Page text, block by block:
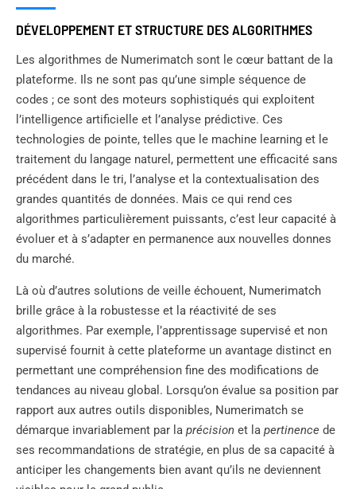
DÉVELOPPEMENT ET STRUCTURE DES ALGORITHMES
Les algorithmes de Numerimatch sont le cœur battant de la
plateforme. Ils ne sont pas qu’une simple séquence de
codes ; ce sont des moteurs sophistiqués qui exploitent
l’intelligence artificielle et l’analyse prédictive. Ces
technologies de pointe, telles que le machine learning et le
traitement du langage naturel, permettent une efficacité sans
précédent dans le tri, l’analyse et la contextualisation des
grandes quantités de données. Mais ce qui rend ces
algorithmes particulièrement puissants, c’est leur capacité à
évoluer et à s’adapter en permanence aux nouvelles donnes
du marché.
Là où d’autres solutions de veille échouent, Numerimatch
brille grâce à la robustesse et la réactivité de ses
algorithmes. Par exemple, l’apprentissage supervisé et non
supervisé fournit à cette plateforme un avantage distinct en
permettant une compréhension fine des modifications de
tendances au niveau global. Lorsqu’on évalue sa position par
rapport aux autres outils disponibles, Numerimatch se
démarque invariablement par la précision et la pertinence de
ses recommandations de stratégie, en plus de sa capacité à
anticiper les changements bien avant qu’ils ne deviennent